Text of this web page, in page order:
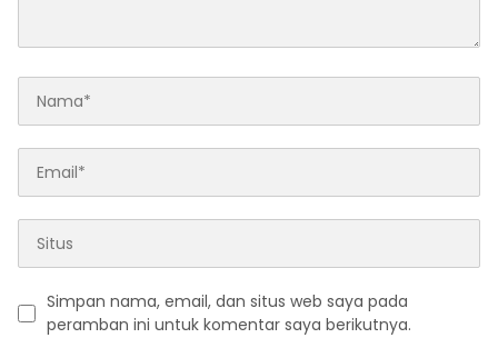
Simpan nama, email, dan situs web saya pada
peramban ini untuk komentar saya berikutnya.